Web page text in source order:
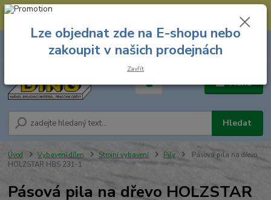
--- Spojovací materiál: 774 431 045 --- Prodejna nářadí: 731 449 423 --
Menu
Hledat
8.00 hod. - 16.00 hod.
za
Úvod Vybavení dílen Strojní vybavení Pily
Pásová pila na dřevo
HOLZSTAR HBS 231-1
Pásová pila na dřevo HOLZSTAR
Lze objednat zde na E-shopu nebo
zakoupit v našich prodejnách
Zavřít